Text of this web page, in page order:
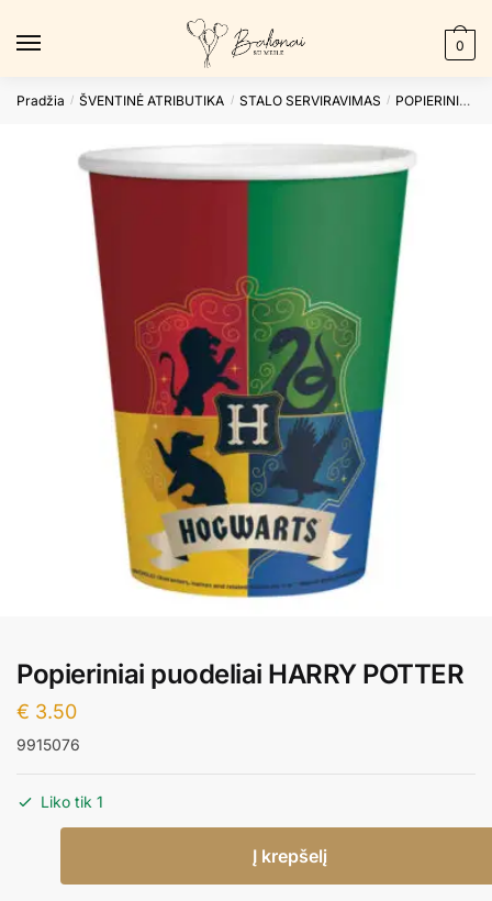
0
Pradžia / ŠVENTINĖ ATRIBUTIKA / STALO SERVIRAVIMAS / POPIERINIAI PUODELIAI
Popieriniai puodeliai HARRY POTTER
€ 3.50
9915076
Liko tik 1
Popieriniai
Į krepšelį